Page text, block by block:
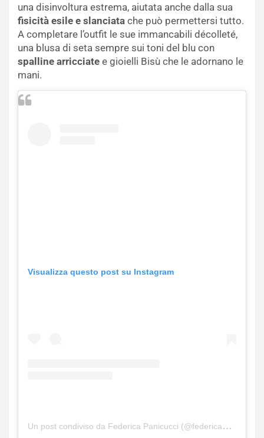
una disinvoltura estrema, aiutata anche dalla sua
fisicità esile e slanciata che può permettersi tutto.
A completare l’outfit le sue immancabili décolleté,
una blusa di seta sempre sui toni del blu con
spalline arricciate e gioielli Bisù che le adornano le
mani.
Visualizza questo post su Instagram
Un post condiviso da Federica Panicucci (@federicapanicucci)